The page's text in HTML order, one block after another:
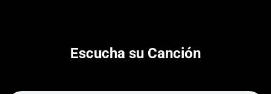
Escucha su Canción